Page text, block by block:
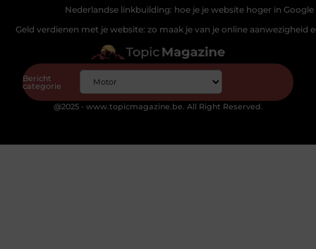
Nederlandse linkbuilding: hoe je je website hoger in
Geld verdienen met je website: zo maak je van je online aanwezigheid
Bericht
categorie
@2025 - www.topicmagazine.be. All Right Reserved.